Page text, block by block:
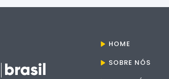
HOME
SOBRE NÓS